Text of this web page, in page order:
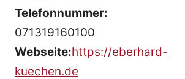
Telefonnummer:
071319160100
Webseite:https://eberhard-
kuechen.de